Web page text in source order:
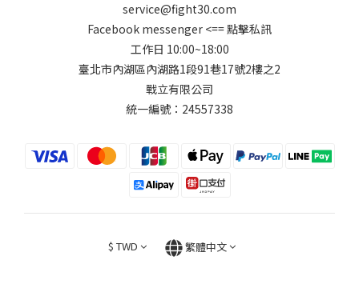
service@fight30.com
Facebook messenger <== 點擊私訊
工作日 10:00~18:00
臺北市內湖區內湖路1段91巷17號2樓之2
戰立有限公司
統一編號：24557338
$ TWD 繁體中文